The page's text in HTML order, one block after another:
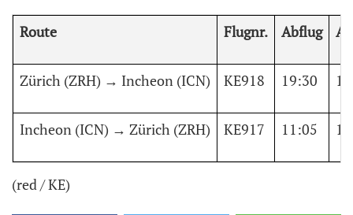
Route Flugnr. Abflug
Zürich (ZRH) → Incheon (ICN) KE918 19:30
Incheon (ICN) → Zürich (ZRH) KE917 11:05
(red / KE)